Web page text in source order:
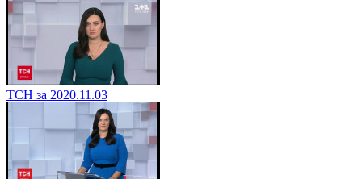
ТСН за 2020.11.03